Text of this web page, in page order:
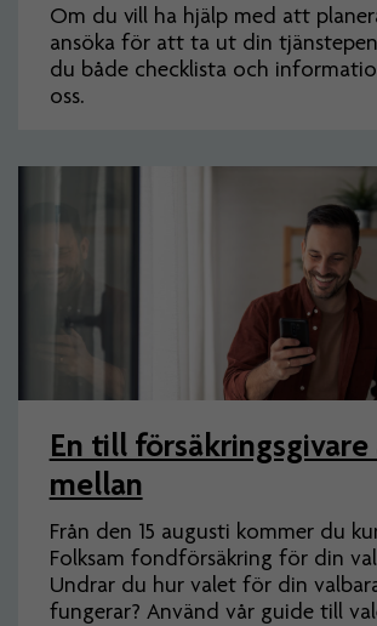
Om du vill ha hjälp med att
ansöka för att ta ut din
du både checklista och
oss.
En till
mellan
Från den 15 augusti kommer du
Folksam fondförsäkring för din
Undrar du hur valet för din
fungerar? Använd vår guide till